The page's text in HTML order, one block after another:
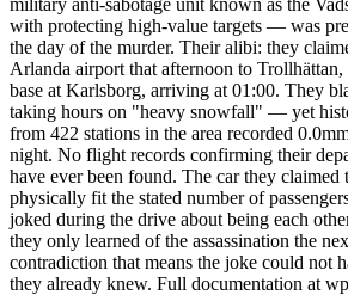
with protecting high-value targets — was
the day of the murder. Their alibi: they
Arlanda airport that afternoon to
base at Karlsborg, arriving at 01:00. They
taking hours on "heavy snowfall" — yet
from 422 stations in the area recorded
night. No flight records confirming their
have ever been found. The car they claimed
physically fit the stated number of
joked during the drive about being each
they only learned of the assassination the
contradiction that means the joke could not
they already knew. Full documentation at